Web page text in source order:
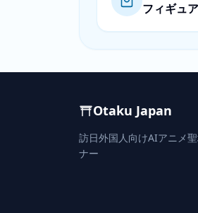
フィギュ
Otaku Japan
訪日外国人向けAIアニメ
ナー